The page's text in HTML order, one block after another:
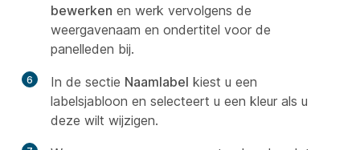
bewerken en werk vervolgens de
weergavenaam en ondertitel voor de
panelleden bij.
6 In de sectie Naamlabel kiest u een
labelsjabloon en selecteert u een kleur als u
deze wilt wijzigen.